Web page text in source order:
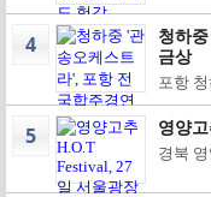
포항시
며, 경
와 A씨
다. 이
온이
점이다
단계별
이상 '
식 부
지만,
이어지
필요하
에는
보'가
리면서
할을
동에
고령층
"폭염
포도
통공사
도매시
의 평
원까지
㎏ 상
엄 과
형성했
9100
시장에
4
청하
금상
포항
송오케
수상했
항예술
서 관
세계로
5 영양
경북
직거래